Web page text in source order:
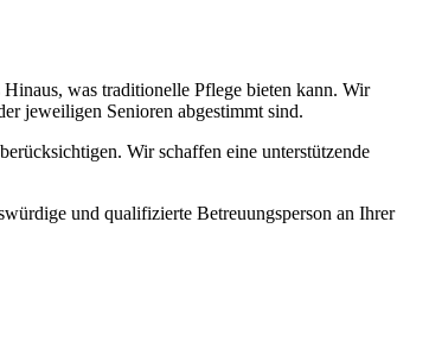
was traditionelle Pflege bieten kann. Wir
jeweiligen Senioren abgestimmt sind.
Wir schaffen eine unterstützende
und qualifizierte Betreuungsperson an Ihrer